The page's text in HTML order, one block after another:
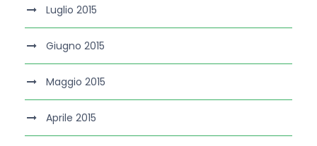
Luglio 2015
Giugno 2015
Maggio 2015
Aprile 2015